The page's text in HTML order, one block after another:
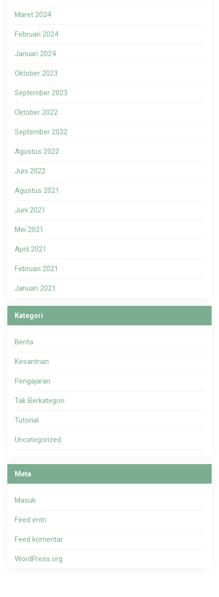
Maret 2024
Februari 2024
Januari 2024
Oktober 2023
September 2023
Oktober 2022
September 2022
Agustus 2022
Juni 2022
Agustus 2021
Juni 2021
Mei 2021
April 2021
Februari 2021
Januari 2021
Kategori
Berita
Kesantrian
Pengajaran
Tak Berkategori
Tutorial
Uncategorized
Meta
Masuk
Feed entri
Feed komentar
WordPress.org